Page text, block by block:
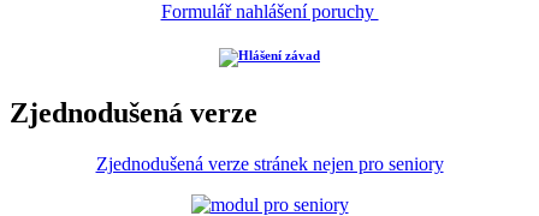
Formulář nahlášení poruchy
Zjednodušená verze
Zjednodušená verze stránek nejen pro seniory